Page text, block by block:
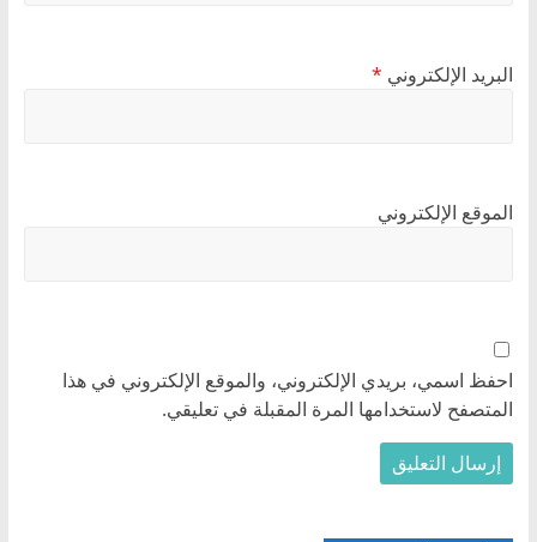
البريد الإلكتروني *
الموقع الإلكتروني
احفظ اسمي، بريدي الإلكتروني، والموقع الإلكتروني في هذا
المتصفح لاستخدامها المرة المقبلة في تعليقي.